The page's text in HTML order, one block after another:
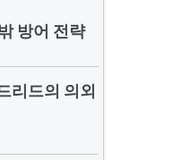
방어 전략
리드의 의외